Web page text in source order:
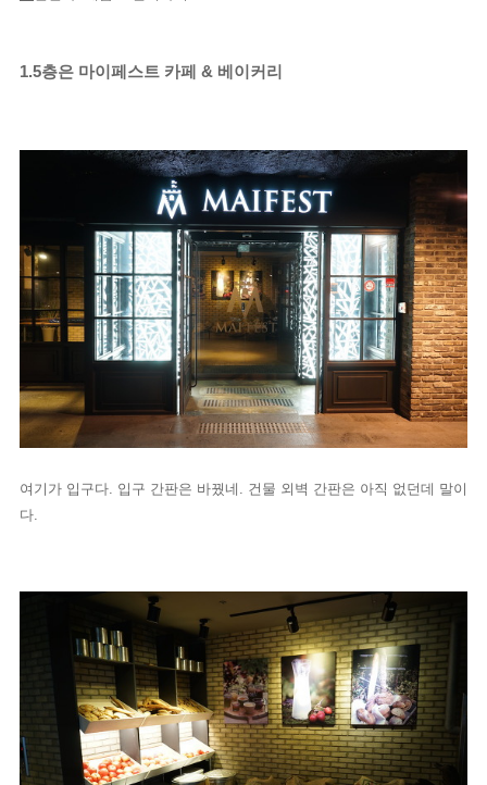
1.5층은 마이페스트 카페 & 베이커리
여기가 입구다. 입구 간판은 바꿨네. 건물 외벽 간판은 아직 없던데 말이
다.